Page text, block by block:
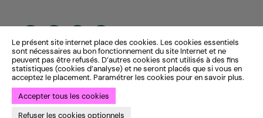
Le présent site internet place des cookies. Les cookies essentiels
sont nécessaires au bon fonctionnement du site Internet et ne
peuvent pas être refusés. D’autres cookies sont utilisés à des fins
statistiques (cookies d’analyse) et ne seront placés que si vous en
acceptez le placement. Paramétrer les cookies pour en savoir plus.
Accepter tous les cookies
Refuser les cookies optionnels